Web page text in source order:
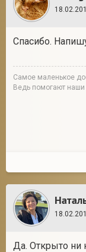
Спасибо.
Cамое маленькое
Ведь помогают
Да. Открыто ни